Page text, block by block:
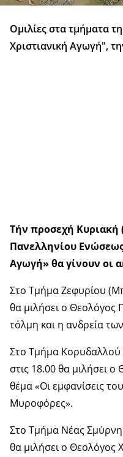
Ομιλίες στα τμήματα
Χριστιανική Αγωγή",
Τήν προσεχή Κυριακή
Πανελληνίου
Αγωγή» θα γίνουν οι
Στο Τμήμα Ζεφυρίου
θα μιλήσει ο Θεολόγος
τόλμη και η ανδρεία
Στο Τμήμα
στις 18.00 θα μιλήσει
θέμα «Οι εμφανίσεις
Μυροφόρες».
Στο Τμήμα Νέας
θα μιλήσει ο